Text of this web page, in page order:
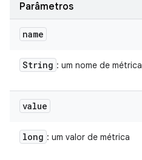
Parâmetros
name
String : um nome de métrica
value
long : um valor de métrica